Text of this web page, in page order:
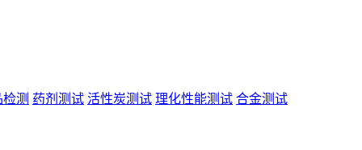
测 药剂测试 活性炭测试 理化性能测试 合金测试